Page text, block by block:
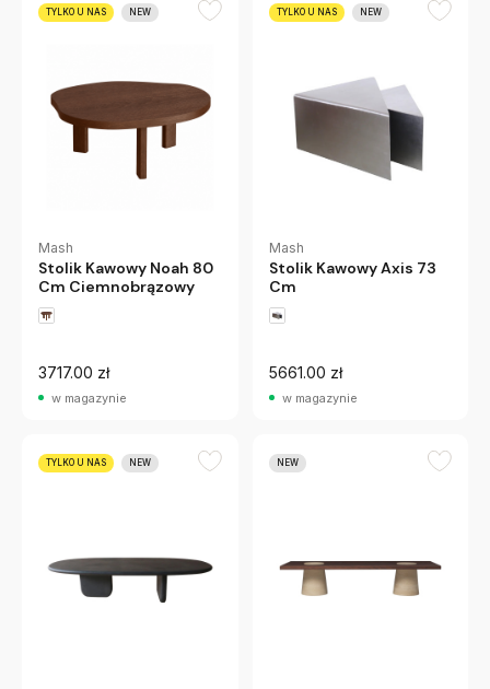
TYLKO U NAS NEW
Mash
Stolik Kawowy Noah 80
Cm Ciemnobrązowy
3717.00 zł
w magazynie
TYLKO U NAS NEW
Mash
Stolik Kawowy Axis 73
Cm
5661.00 zł
w magazynie
TYLKO U NAS NEW NEW